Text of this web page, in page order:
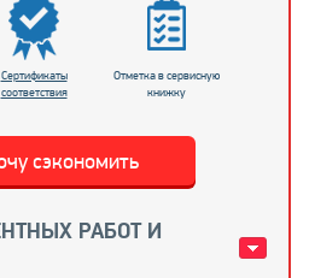
Сертификаты
соответствия
Отметка в сервисную
книжку
сэкономить
РАБОТ И